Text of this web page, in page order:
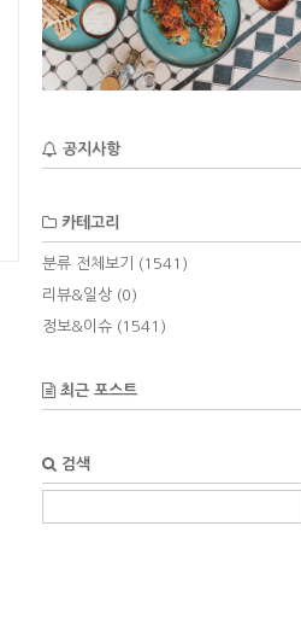
공지사항
카테고리
분류 전체보기 (1541)
리뷰&일상 (0)
정보&이슈 (1541)
최근 포스트
검색